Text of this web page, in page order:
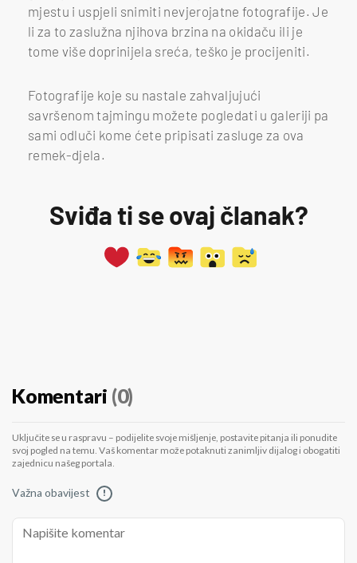
mjestu i uspjeli snimiti nevjerojatne fotografije. Je
li za to zaslužna njihova brzina na okidaču ili je
tome više doprinijela sreća, teško je procijeniti.
Fotografije koje su nastale zahvaljujući
savršenom tajmingu možete pogledati u galeriji pa
sami odluči kome ćete pripisati zasluge za ova
remek-djela.
Sviđa ti se ovaj članak?
Komentari (0)
Uključite se u raspravu – podijelite svoje mišljenje, postavite pitanja ili ponudite
svoj pogled na temu. Vaš komentar može potaknuti zanimljiv dijalog i obogatiti
zajednicu našeg portala.
Važna obavijest !